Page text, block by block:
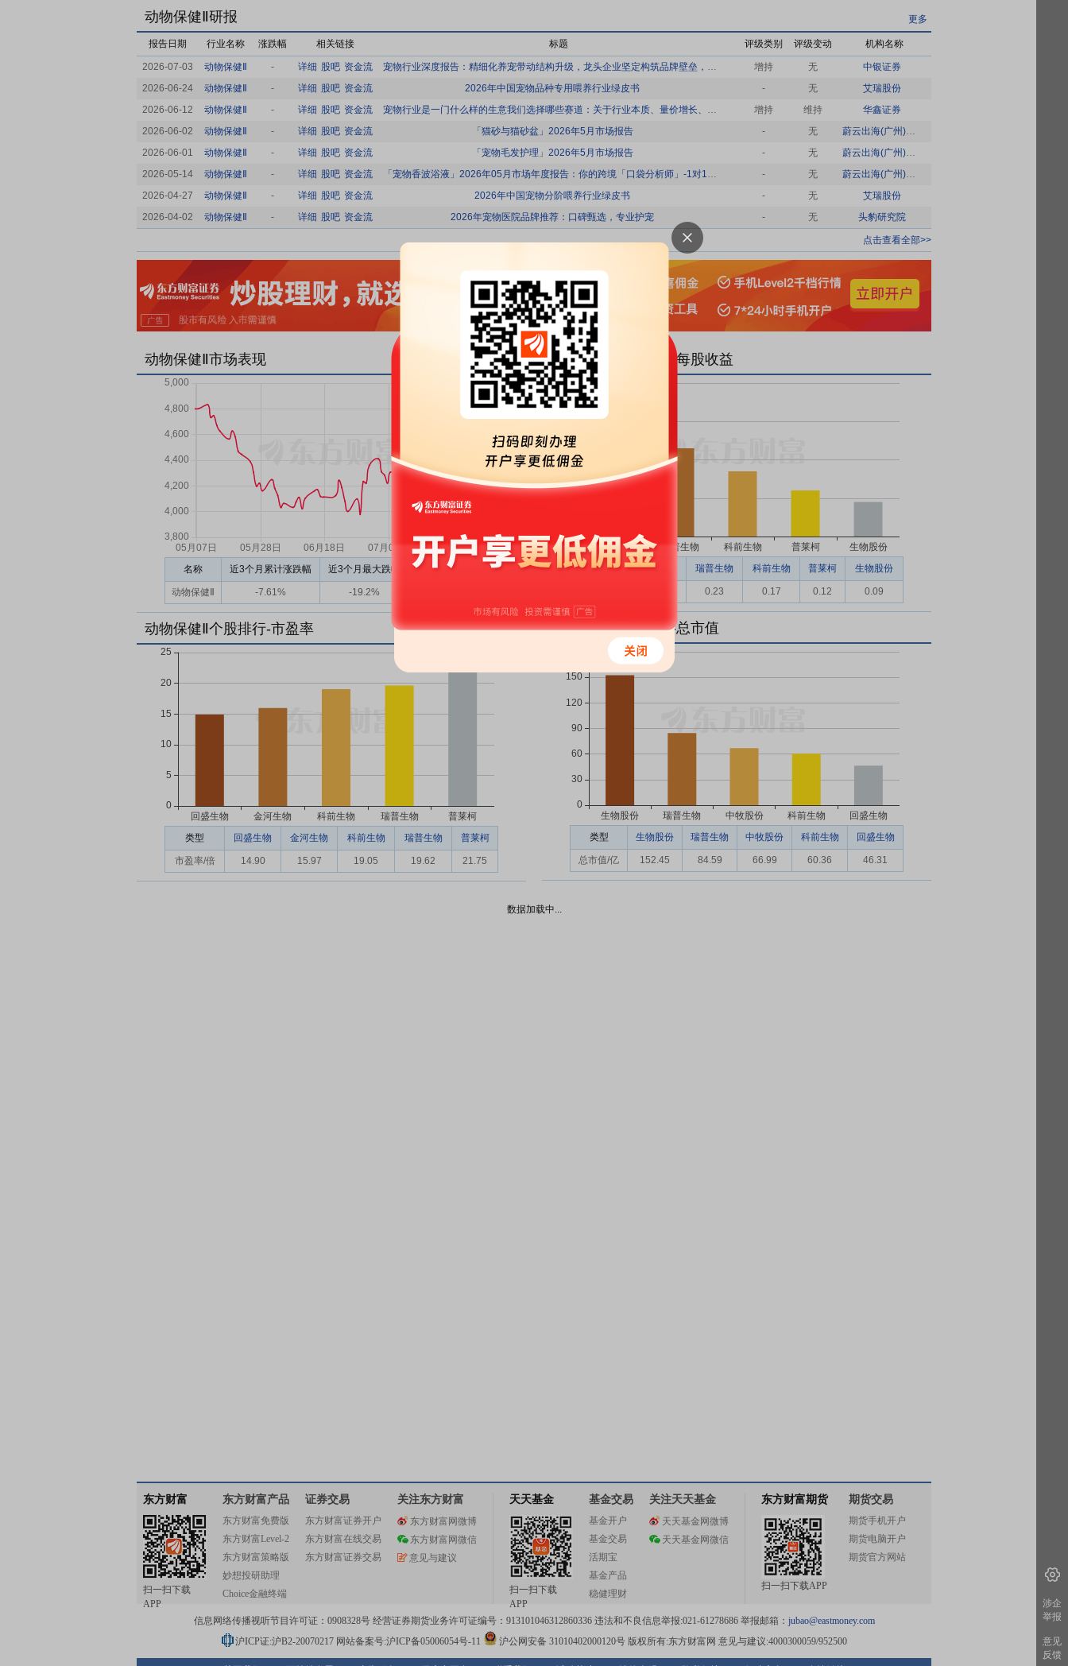
动物保健Ⅱ研报 更多
报告日期 行业名称 涨跌幅 相关链接 标题 评级类别 评级变动 机构名称
2026-07-03 动物保健Ⅱ - 详细 股吧 资金流 宠物行业深度报告：精细化养宠带动结构升级，龙头企业坚定构筑品牌壁垒，市占率稳步提升 增持 无
中银证券
2026-06-24
动物保健Ⅱ - 详细 股吧 资金流 2026年中国宠物品种专用喂养行业绿皮书 - 无
艾瑞股份
2026-06-12
动物保健Ⅱ - 详细 股吧 资金流 宠物行业是一门什么样的生意我们选择哪些赛道：关于行业本质、量价增长、赛道选择、成长空间的思考 增持 维持
华鑫证券
2026-06-02
动物保健Ⅱ - 详细 股吧 资金流 「猫砂与猫砂盆」2026年5月市场报告 - 无
蔚云出海(广州)企业咨询
2026-06-01
动物保健Ⅱ - 详细 股吧 资金流 「宠物毛发护理」2026年5月市场报告 - 无
蔚云出海(广州)企业咨询
2026-05-14
动物保健Ⅱ - 详细 股吧 资金流 「宠物香波浴液」2026年05月市场年度报告：你的跨境「口袋分析师」-1对1服务&类目可定制 - 无
蔚云出海(广州)企业咨询
2026-04-27
动物保健Ⅱ - 详细 股吧 资金流 2026年中国宠物分阶喂养行业绿皮书 - 无
艾瑞股份
2026-04-02
动物保健Ⅱ - 详细 股吧 资金流 2026年宠物医院品牌推荐：口碑甄选，专业护宠 - 无 头豹研究院
点击查看全部>>
动物保健Ⅱ市场表现
名称 近3个月累计涨跌幅 近3个月最大跌幅 近3个月最大涨幅
动物保健Ⅱ -7.61% -19.2%
动物保健Ⅱ个股排行-市盈率
类型 回盛生物 金河生物 科前生物 瑞普生物 普莱柯
市盈率/倍 14.90 15.97 19.05 19.62 21.75
动物保健Ⅱ个股排行-每股收益
报告期 回盛生物 瑞普生物 科前生物 普莱柯 生物股份
0.23 0.17 0.12 0.09
动物保健Ⅱ个股排行-总市值
类型 生物股份 瑞普生物 中牧股份 科前生物 回盛生物
总市值/亿 152.45 84.59 66.99 60.36 46.31
东方财富
扫一扫下载
APP
东方财富产品
东方财富免费版
东方财富Level-2
东方财富策略版
妙想投研助理
Choice金融终端
证券交易
东方财富证券开户
东方财富在线交易
东方财富证券交易
关注东方财富
东方财富网微博
东方财富网微信
意见与建议
天天基金
扫一扫下载
APP
基金交易
基金开户
基金交易
活期宝
基金产品
稳健理财
关注天天基金
天天基金网微博
天天基金网微信
东方财富期货
扫一扫下载APP
期货交易
期货手机开户
期货电脑开户
期货官方网站
信息网络传播视听节目许可证：0908328号 经营证券期货业务许可证编号：913101046312860336 违法和不良信息举报:021-61278686 举报邮箱： jubao@eastmoney.com
沪ICP证:沪B2-20070217 网站备案号:沪ICP备05006054号-11 沪公网安备 31010402000120号版权所有:东方财富网 意见与建议:4000300059/952500
涉企
举报
意见
反馈